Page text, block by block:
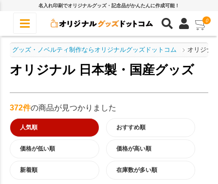
名入れ印刷でオリジナルグッズ・記念品がかんたんに作成可能！
0
グッズ・ノベルティ制作ならオリジナルグッズドットコム オリジナ
オリジナル 日本製・国産グッズ
372件の商品が見つかりました
人気順 おすすめ順
価格が低い順 価格が高い順
新着順 在庫数が多い順